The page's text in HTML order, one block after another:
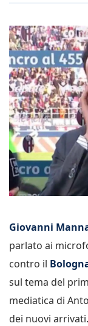
Giovanni
parlato ai
contro il
sul tema del
mediatica di
dei nuovi arrivati.